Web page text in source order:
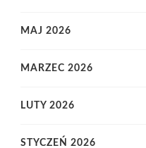
MAJ 2026
MARZEC 2026
LUTY 2026
STYCZEŃ 2026